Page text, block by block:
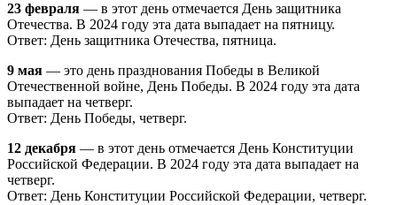
23 февраля — в этот день отмечается День защитника
Отечества. В 2024 году эта дата выпадает на пятницу.
Ответ: День защитника Отечества, пятница.
9 мая — это день празднования Победы в Великой
Отечественной войне, День Победы. В 2024 году эта дата
выпадает на четверг.
Ответ: День Победы, четверг.
12 декабря — в этот день отмечается День Конституции
Российской Федерации. В 2024 году эта дата выпадает на
четверг.
Ответ: День Конституции Российской Федерации, четверг.